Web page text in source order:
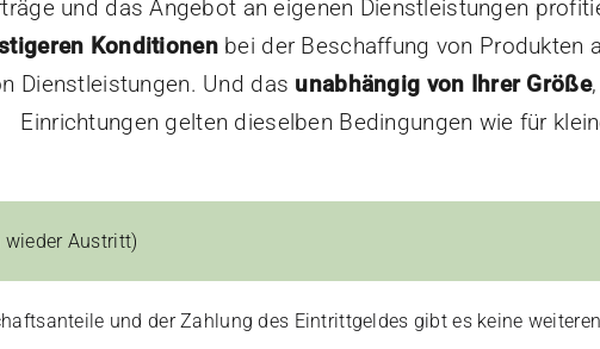
und das Angebot an eigenen Dienstleistungen
Konditionenbei der Beschaffung von Produkten
Dienstleistungen. Und das unabhängig von Ihrer Größe
Einrichtungen gelten dieselben Bedingungen wie für
Austritt)
und der Zahlung des Eintrittgeldes gibt es keine